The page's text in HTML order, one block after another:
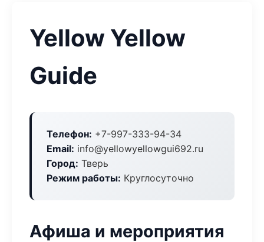
Yellow Yellow
Guide
Телефон: +7-997-333-94-34
Email: info@yellowyellowgui692.ru
Город: Тверь
Режим работы: Круглосуточно
Афиша и мероприятия